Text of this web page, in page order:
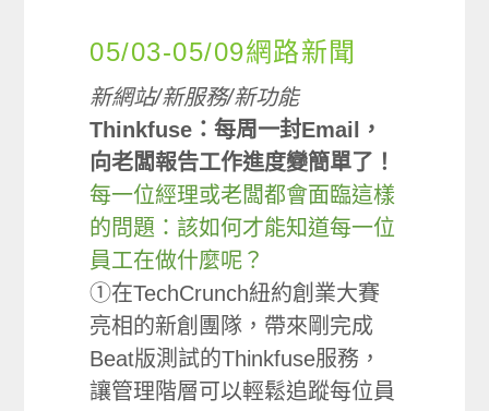
05/03-05/09網路新聞
新網站/新服務/新功能
Thinkfuse：每周一封Email，
向老闆報告工作進度變簡單了！
每一位經理或老闆都會面臨這樣
的問題：該如何才能知道每一位
員工在做什麼呢？
①在TechCrunch紐約創業大賽
亮相的新創團隊，帶來剛完成
Beat版測試的Thinkfuse服務，
讓管理階層可以輕鬆追蹤每位員